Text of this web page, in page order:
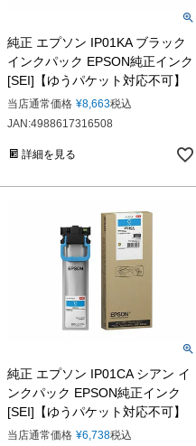
純正 エプソン IP01KA ブラック
インクパック EPSON純正インク
[SEI]【ゆうパケット対応不可】
当店通常価格 ¥8,663税込
JAN:4988617316508
詳細を見る
純正 エプソン IP01CA シアン イ
ンクパック EPSON純正インク
[SEI]【ゆうパケット対応不可】
当店通常価格 ¥6,738税込